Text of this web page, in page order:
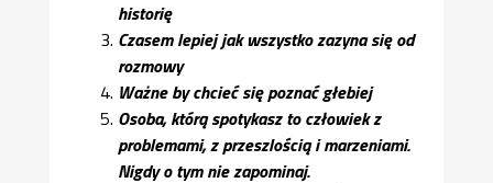
historię
Czasem lepiej jak wszystko zazyna się od
rozmowy
Ważne by chcieć się poznać głebiej
Osoba, którą spotykasz to człowiek z
problemami, z przeszlością i marzeniami.
Nigdy o tym nie zapominaj.